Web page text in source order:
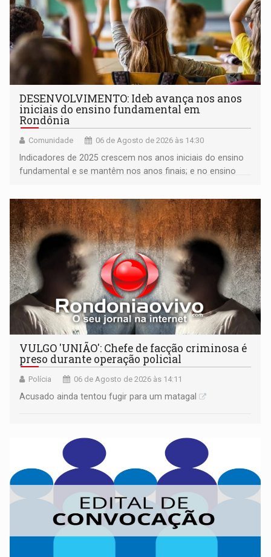
DESENVOLVIMENTO: Ideb avança nos anos
iniciais do ensino fundamental em
Rondônia
Comunidade 06 de Agosto de 2026 às 14:30
Indicadores de 2025 crescem nos anos iniciais do ensino
fundamental e se mantêm nos anos finais; e no ensino
VULGO 'UNIÃO': Chefe de facção criminosa é
preso durante operação policial
Polícia 06 de Agosto de 2026 às 14:11
Acusado ainda tentou fugir para um matagal